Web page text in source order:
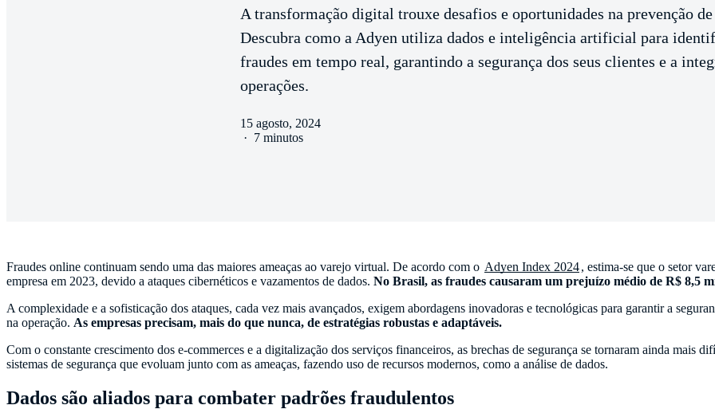
A transformação digital trouxe desafios e oportunidades na prevenção
Descubra como a Adyen utiliza dados e inteligência artificial para
fraudes em tempo real, garantindo a segurança dos seus clientes e a
operações.
15 agosto, 2024
· 7 minutos
Fraudes online continuam sendo uma das maiores ameaças ao varejo virtual. De acordo com o Adyen Index 2024, estima-se que o setor
empresa em 2023, devido a ataques cibernéticos e vazamentos de dados. No Brasil, as fraudes causaram um prejuízo médio de R$ 8,5
A complexidade e a sofisticação dos ataques, cada vez mais avançados, exigem abordagens inovadoras e tecnológicas para garantir a
na operação. As empresas precisam, mais do que nunca, de estratégias robustas e adaptáveis.
Com o constante crescimento dos e-commerces e a digitalização dos serviços financeiros, as brechas de segurança se tornaram ainda mais
sistemas de segurança que evoluam junto com as ameaças, fazendo uso de recursos modernos, como a análise de dados.
Dados são aliados para combater padrões fraudulentos